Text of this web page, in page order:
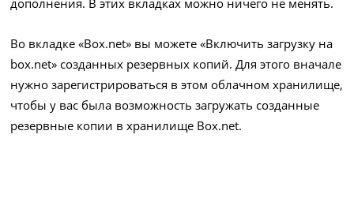
дополнения. В этих вкладках можно ничего не менять.
Во вкладке «Box.net» вы можете «Включить загрузку на
box.net» созданных резервных копий. Для этого вначале
нужно зарегистрироваться в этом облачном хранилище,
чтобы у вас была возможность загружать созданные
резервные копии в хранилище Box.net.